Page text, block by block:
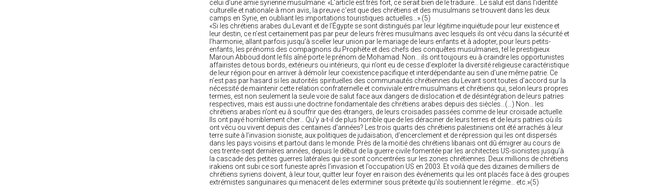
celui d’une amie syrienne musulmane: «L’article est très fort, ce serait bien de le traduire… Le salut est dans l’identité
culturelle et nationale à mon avis, la preuve c’est que des chrétiens et des musulmans se trouvent dans les deux
camps en Syrie, en oubliant les importations touristiques actuelles…».(5)
«Si les chrétiens arabes du Levant et de l’Égypte se sont distingués par leur légitime inquiétude pour leur existence et
leur destin, ce n’est certainement pas par peur de leurs frères musulmans avec lesquels ils ont vécu dans la sécurité et
l’harmonie, allant parfois jusqu’à sceller leur union par le mariage de leurs enfants et à adopter, pour leurs petits-
enfants, les prénoms des compagnons du Prophète et des chefs des conquêtes musulmanes, tel le prestigieux
Maroun Abboud dont le fils aîné porte le prénom de Mohamad. Non… ils ont toujours eu à craindre les opportunistes
affairistes de tous bords, extérieurs ou intérieurs, qui n’ont eu de cesse d’exploiter la diversité religieuse caractéristique
de leur région pour en arriver à démolir leur coexistence pacifique et interdépendante au sein d’une même patrie. Ce
n’est pas par hasard si les autorités spirituelles des communautés chrétiennes du Levant sont toutes d’accord sur la
nécessité de maintenir cette relation confraternelle et conviviale entre musulmans et chrétiens qui, selon leurs propres
termes, est non seulement la seule voie de salut face aux dangers de dislocation et de désintégration de leurs patries
respectives, mais est aussi une doctrine fondamentale des chrétiens arabes depuis des siècles…(…) Non… les
chrétiens arabes n’ont eu à souffrir que des étrangers, de leurs croisades passées comme de leur croisade actuelle.
Ils ont payé horriblement cher… Qu’y a-t-il de plus horrible que de les déraciner de leurs terres et de leurs patries où ils
ont vécu ou vivent depuis des centaines d’années? Les trois quarts des chrétiens palestiniens ont été arrachés à leur
terre suite à l’invasion sioniste, aux politiques de judaïsation, d’encerclement et de répression qui les ont dispersés
dans les pays voisins et partout dans le monde. Près de la moitié des chrétiens libanais ont dû émigrer au cours de
ces trente-sept dernières années, depuis le début de la guerre civile fomentée par les architectes US-sionistes jusqu’à
la cascade des petites guerres latérales qui se sont concentrées sur les zones chrétiennes. Deux millions de chrétiens
irakiens ont subi ce sort funeste après l’invasion et l’occupation US en 2003. Et voilà que des dizaines de milliers de
chrétiens syriens doivent, à leur tour, quitter leur foyer en raison des événements qui les ont placés face à des groupes
extrémistes sanguinaires qui menacent de les exterminer sous prétexte qu’ils soutiennent le régime… etc.»(5)